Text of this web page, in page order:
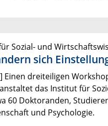
Sozial- und
sich
Einen dreiteiligen
das Institut für
60 Doktoranden,
und Psychologie.